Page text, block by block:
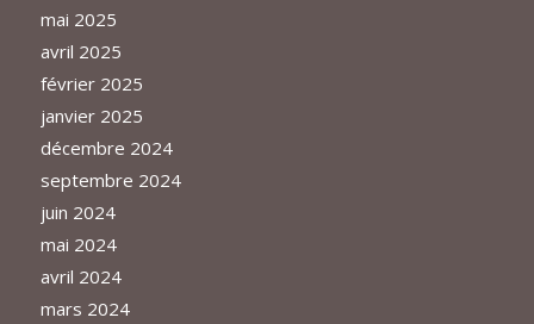
mai 2025
avril 2025
février 2025
janvier 2025
décembre 2024
septembre 2024
juin 2024
mai 2024
avril 2024
mars 2024